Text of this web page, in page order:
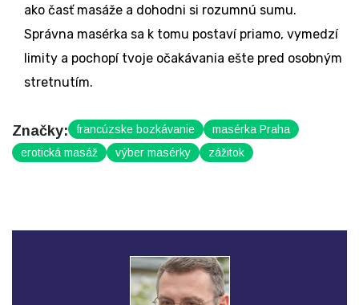
ako časť masáže a dohodni si rozumnú sumu.
Správna masérka sa k tomu postaví priamo, vymedzí
limity a pochopí tvoje očakávania ešte pred osobným
stretnutím.
Značky: francúzske bozkávanie
masérka Praha
erotická masáž
výber masérky zážitok